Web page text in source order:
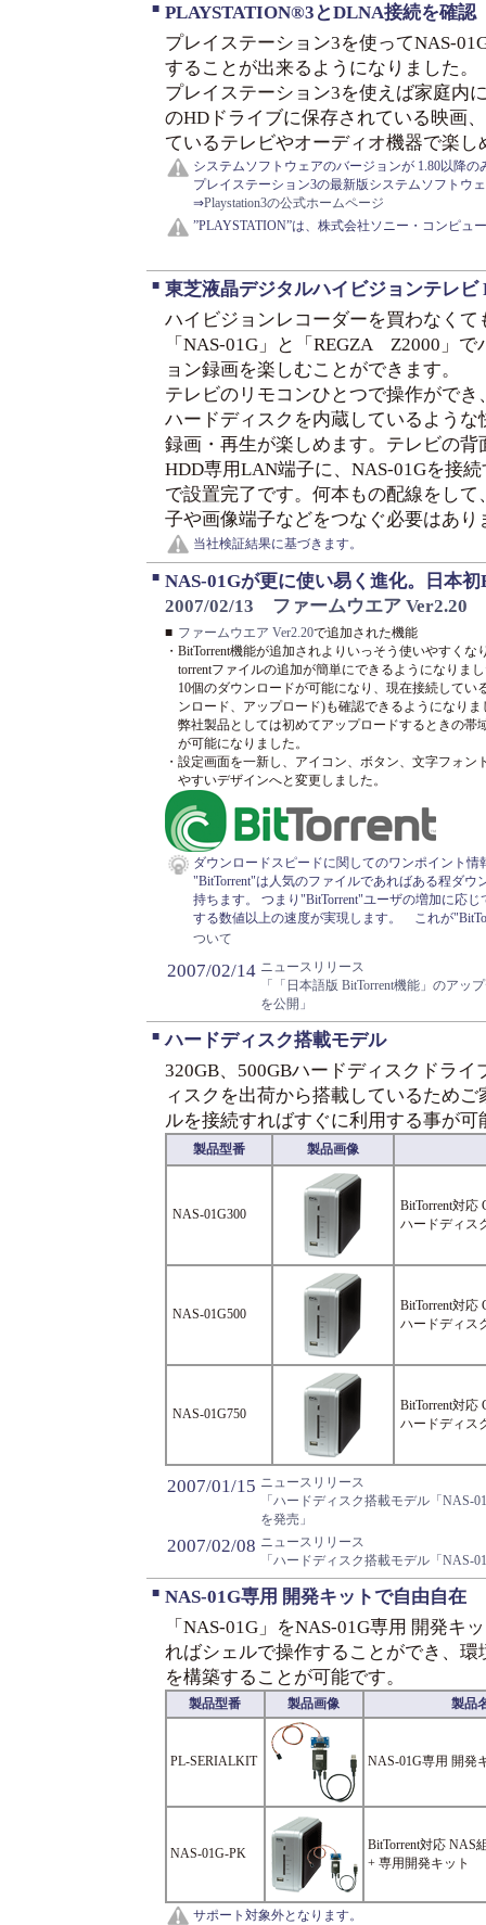
■ PLAYSTATION®3とDLNA接続を確
プレイステーション3を使ってNAS-
することが出来るようになりました。
プレイステーション3を使えば家庭内
のHDドライブに保存されている映画
ているテレビやオーディオ機器で楽し
システムソフトウェアのバージョンが 1.80以降の
プレイステーション3の最新版システムソフトウ
⇒Playstation3の公式ホームページ
”PLAYSTATION”は、株式会社ソニー・コンピュ
■ 東芝液晶デジタルハイビジョンテレビ
ハイビジョンレコーダーを買わなくて
「NAS-01G」と「REGZA Z2000」で
ョン録画を楽しむことができます。
テレビのリモコンひとつで操作ができ
ハードディスクを内蔵しているような
録画・再生が楽しめます。テレビの背
HDD専用LAN端子に、NAS-01Gを接
で設置完了です。何本もの配線をして
子や画像端子などをつなぐ必要はあり
当社検証結果に基づきます。
■ NAS-01Gが更に使い易く進化。日本
2007/02/13 ファームウエア Ver2.20
■ ファームウエア Ver2.20で追加された機能
・ BitTorrent機能が追加されよりいっそう使いやすくな
torrentファイルの追加が簡単にできるようになりま
10個のダウンロードが可能になり、現在接続してい
ンロード、アップロード)も確認できるようになりま
弊社製品としては初めてアップロードするときの帯
が可能になりました。
・ 設定画面を一新し、アイコン、ボタン、文字フォン
やすいデザインへと変更しました。
ダウンロードスピードに関してのワンポイント情
"BitTorrent"は人気のファイルであればある程ダ
持ちます。 つまり"BitTorrent"ユーザの増加に応
する数値以上の速度が実現します。 これが
ついて
2007/02/14 ニュースリリース
「「日本語版 BitTorrent機能」のアッ
を公開」
■ ハードディスク搭載モデル
320GB、500GBハードディスクドラ
ィスクを出荷から搭載しているため
ルを接続すればすぐに利用する事が可
製品型番 製品画像
NAS-01G300
BitTorrent対応
ハードディス
NAS-01G500
BitTorrent対応
ハードディス
NAS-01G750
BitTorrent対応
ハードディス
2007/01/15 ニュースリリース
「ハードディスク搭載モデル「NAS-
を発売」
2007/02/08 ニュースリリース
「ハードディスク搭載モデル「NAS-
■ NAS-01G専用 開発キットで自由自在
「NAS-01G」をNAS-01G専用 開発キ
ればシェルで操作することができ、
を構築することが可能です。
製品型番 製品画像 製品
PL-SERIALKIT NAS-01G専用 開発
NAS-01G-PK
BitTorrent対応 NAS
+ 専用開発キット
サポート対象外となります。